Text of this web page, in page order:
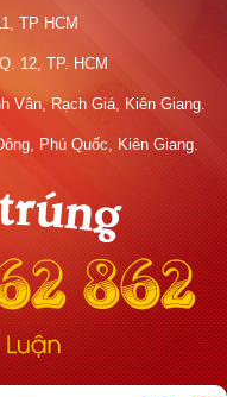
TP HCM
12, TP. HCM
Vân, Rạch Giá, Kiên Giang.
Phú Quốc, Kiên Giang.